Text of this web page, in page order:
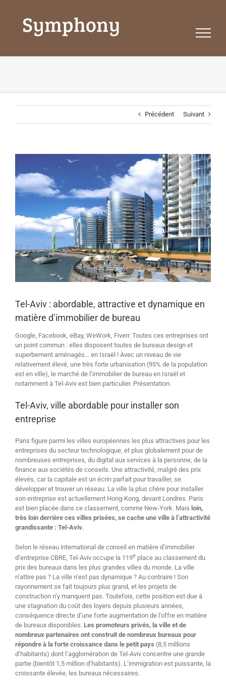
Précédent Suivant
Tel-Aviv : abordable, attractive et dynamique en
matière d’immobilier de bureau
Google, Facebook, eBay, WeWork, Fiverr. Toutes ces entreprises ont
un point commun : elles disposent toutes de bureaux design et
superbement aménagés… en Israël ! Avec un niveau de vie
relativement élevé, une très forte urbanisation (95% de la population
est en ville), le marché de l’immobilier de bureau en Israël et
notamment à Tel-Aviv est bien particulier. Présentation.
Tel-Aviv, ville abordable pour installer son
entreprise
Paris figure parmi les villes européennes les plus attractives pour les
entreprises du secteur technologique, et plus globalement pour de
nombreuses entreprises, du digital aux services à la personne, de la
finance aux sociétés de conseils. Une attractivité, malgré des prix
élevés, car la capitale est un écrin parfait pour travailler, se
développer et trouver un réseau. La ville la plus chère pour installer
son entreprise est actuellement Hong-Kong, devant Londres. Paris
est bien placée dans ce classement, comme New-York. Mais loin,
très loin derrière ces villes prisées, se cache une ville à l’attractivité
grandissante : Tel-Aviv.
Selon le réseau international de conseil en matière d’immobilier
d’entreprise CBRE, Tel-Aviv occupe la 119e place au classement du
prix des bureaux dans les plus grandes villes du monde. La ville
n’attire pas ? La ville n’est pas dynamique ? Au contraire ! Son
rayonnement se fait toujours plus grand, et les projets de
construction n’y manquent pas. Toutefois, cette position est due à
une stagnation du coût des loyers depuis plusieurs années,
conséquence directe d’une forte augmentation de l’offre en matière
de bureaux disponibles. Les promoteurs privés, la ville et de
nombreux partenaires ont construit de nombreux bureaux pour
répondre à la forte croissance dans le petit pays (8,5 millions
d’habitants) dont l’agglomération de Tel-Aviv concentre une grande
partie (bientôt 1,5 million d’habitants). L’immigration est puissante, la
croissante élevée, les bureaux nécessaires.